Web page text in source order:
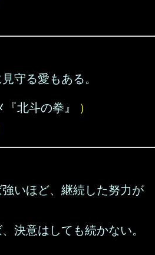
守る愛もある。
北斗の拳』
）
いほど、継続した努力が
決意はしても続かない。